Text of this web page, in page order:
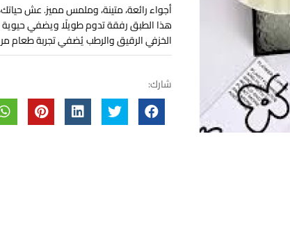
أجواء رائعة، متينة، وملمس مميز. عش
هذا الطبق رفقة تدوم طويلًا ويضفي حيوية
الخزفي الرقيق والرطب يُضفي تجربة
شارك: